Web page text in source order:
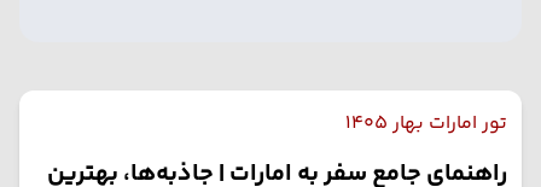
تور امارات بهار 1405
راهنمای جامع سفر به امارات | جاذبه‌ها، بهترین